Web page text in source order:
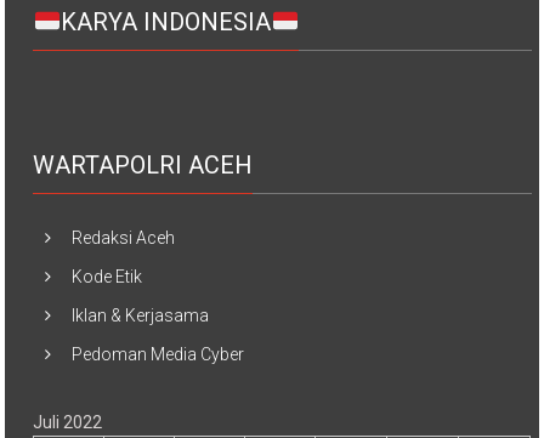
KARYA INDONESIA
WARTAPOLRI ACEH
Redaksi Aceh
Kode Etik
Iklan & Kerjasama
Pedoman Media Cyber
Juli 2022